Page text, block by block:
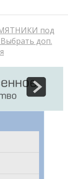
под
доп.